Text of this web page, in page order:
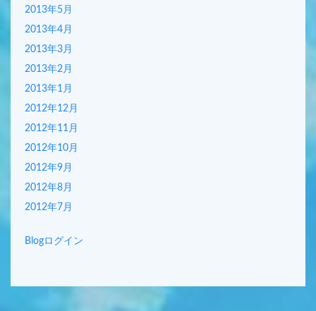
2013年5月
2013年4月
2013年3月
2013年2月
2013年1月
2012年12月
2012年11月
2012年10月
2012年9月
2012年8月
2012年7月
Blogログイン